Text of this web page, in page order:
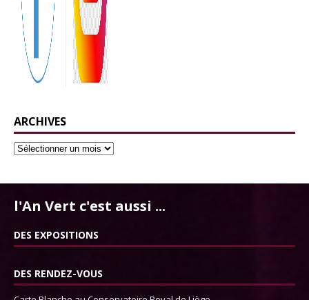
ARCHIVES
l'An Vert c'est aussi ...
DES EXPOSITIONS
DES RENDEZ-VOUS